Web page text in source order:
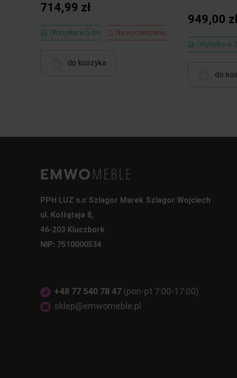
714,99 zł
{Wysyłka w 5 dni Na wyczerpaniu
do koszyka
949,00
{Wysyłka w
do
PPH LUZ s.c Szlagor Marek Szlagor Wojciech
ul. Kołłątaja 8,
46-203 Kluczbork
NIP: 7510000534
+48 77 540 78 47 (pon-pt 7:00-17:00)
sklep@emwomeble.pl